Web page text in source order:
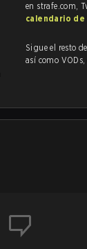
en strafe.com,
calendario
Sigue el resto
así